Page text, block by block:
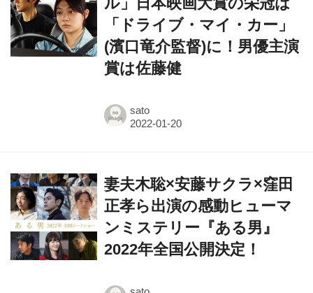
(濱口竜介監督)に！男優主演
賞は佐藤健
sato
ンミステリー『ある男』
2022年全国公開決定！
sato